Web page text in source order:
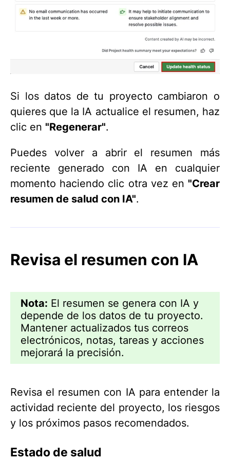
Si los datos de tu proyecto cambiaron o
quieres que la IA actualice el resumen, haz
clic en "Regenerar".
Puedes volver a abrir el resumen más
reciente generado con IA en cualquier
momento haciendo clic otra vez en "Crear
resumen de salud con IA".
Revisa el resumen con IA
Nota: El resumen se genera con IA y
depende de los datos de tu proyecto.
Mantener actualizados tus correos
electrónicos, notas, tareas y acciones
mejorará la precisión.
Revisa el resumen con IA para entender la
actividad reciente del proyecto, los riesgos
y los próximos pasos recomendados.
Estado de salud